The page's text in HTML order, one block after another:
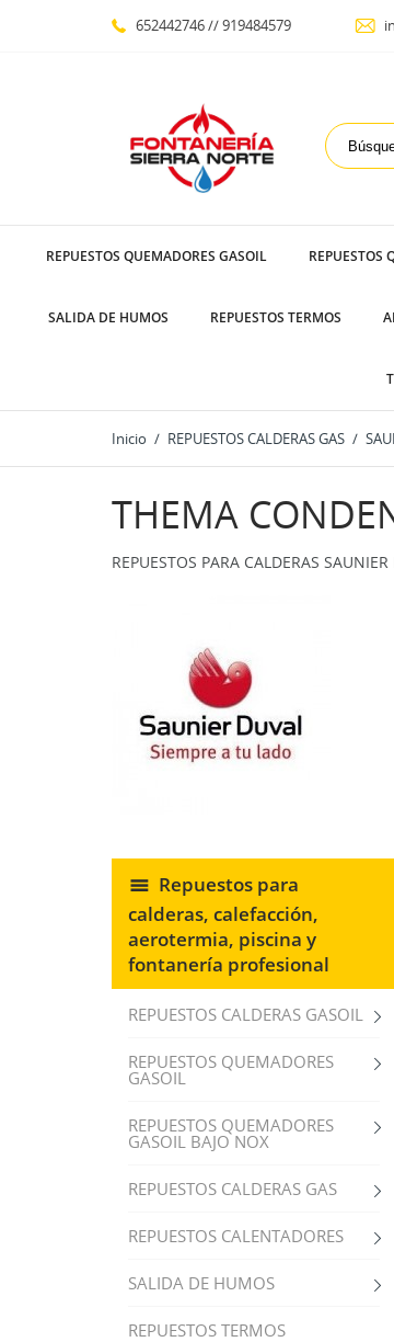
652442746 // 919484579
REPUESTOS QUEMADORES GASOIL REPUESTOS
SALIDA DE HUMOS REPUESTOS TERMOS
Inicio REPUESTOS CALDERAS GAS
THEMA
REPUESTOS PARA CALDERAS
Repuestos para
calderas, calefacción,
aerotermia, piscina y
fontanería profesional
REPUESTOS CALDERAS GASOIL
REPUESTOS QUEMADORES
GASOIL
REPUESTOS QUEMADORES
GASOIL BAJO NOX
REPUESTOS CALDERAS GAS
REPUESTOS CALENTADORES
SALIDA DE HUMOS
REPUESTOS TERMOS